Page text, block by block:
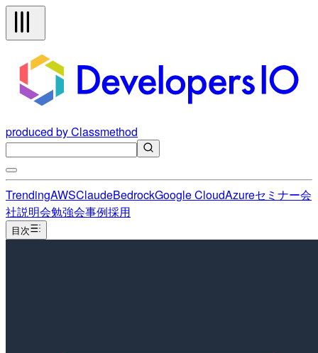
produced by Classmethod
TrendingAWSClaudeBedrockGoogle CloudAzureセミナー会
社説明会勉強会事例採用
目次